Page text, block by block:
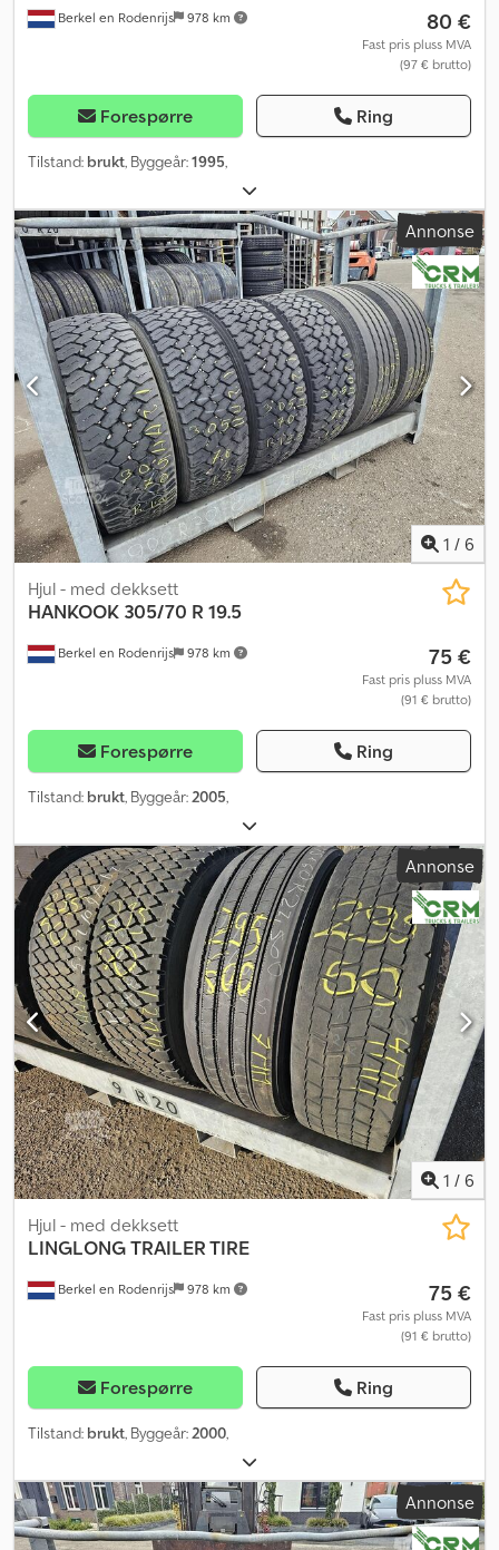
Berkel en Rodenrijs 978 km 80 €
Fast pris pluss MVA
(97 € brutto)
Forespørre Ring
Tilstand: brukt, Byggeår:1995,
Annonse
1 / 6
Berkel en Rodenrijs 978 km
Hjul - med dekksett
HANKOOK 305/70 R 19.5
75 €
Fast pris pluss MVA
(91 € brutto)
Forespørre Ring
Tilstand: brukt, Byggeår:2005,
Annonse
1 / 6
Berkel en Rodenrijs 978 km
Hjul - med dekksett
LINGLONGTRAILER TIRE
75 €
Fast pris pluss MVA
(91 € brutto)
Forespørre Ring
Tilstand: brukt, Byggeår: 2000,
Annonse